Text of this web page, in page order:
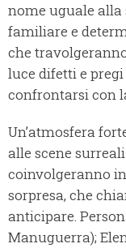
nome uguale alla
familiare e
che
luce difetti e
confrontarsi con
Un’atmosfera
alle scene
coinvolgeranno
sorpresa, che
anticipare.
Manuguerra);